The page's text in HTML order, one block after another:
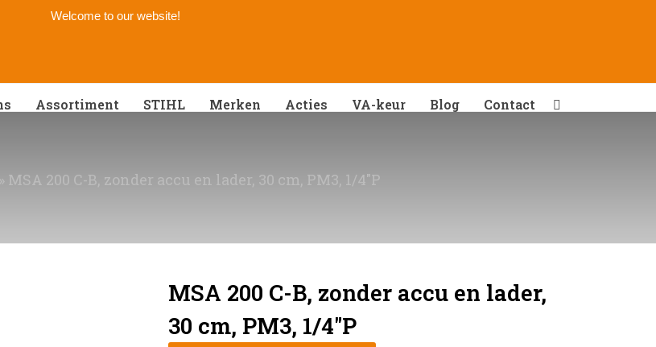
Welcome to our website!
Assortiment STIHL Merken Acties VA-keur Blog Contact
» MSA 200 C-B, zonder accu en lader, 30 cm, PM3, 1/4″P
MSA 200 C-B, zonder accu en lader,
30 cm, PM3, 1/4″P